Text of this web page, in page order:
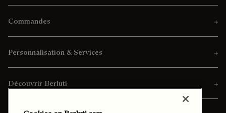
Commandes
Personnalisation & Services
Découvrir Berluti